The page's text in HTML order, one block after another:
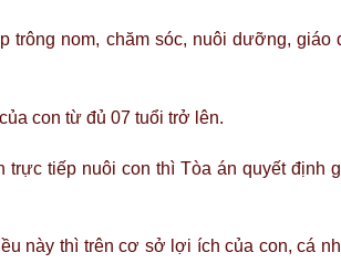
trông nom, chăm sóc, nuôi dưỡng, giáo
con từ đủ 07 tuổi trở lên.
tiếp nuôi con thì Tòa án quyết định
này thì trên cơ sở lợi ích của con, cá